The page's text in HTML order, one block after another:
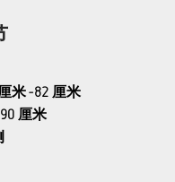
米 -82 厘米
厘米